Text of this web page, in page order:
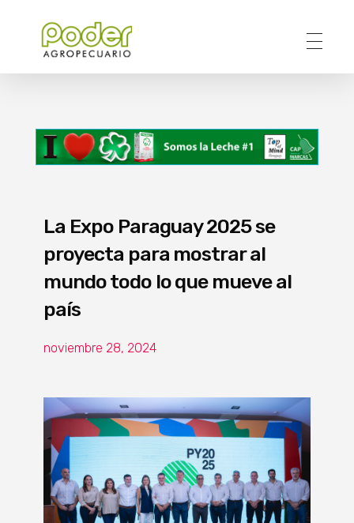
La Expo Paraguay 2025 se
proyecta para mostrar al
mundo todo lo que mueve al
país
noviembre 28, 2024